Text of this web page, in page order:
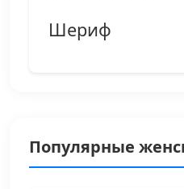
Шериф
Популярные